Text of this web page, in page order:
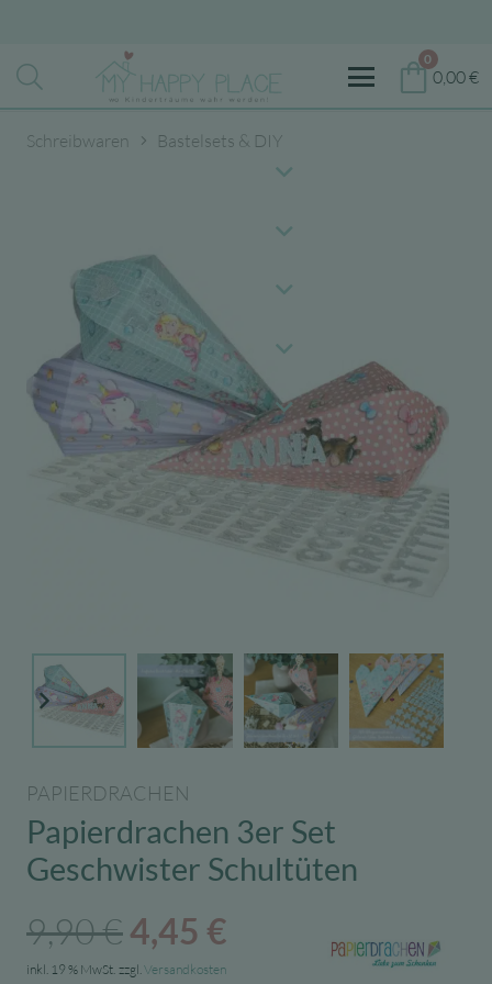
0
0,00€
Schreibwaren Bastelsets & DIY
PAPIERDRACHEN
Papierdrachen 3er Set
Geschwister Schultüten
9,90€Ursprünglicher
Preis
4,45 €
inkl. 19 % MwSt. zzgl. Versandkosten